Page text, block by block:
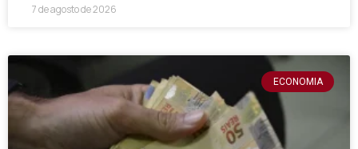
7 de agosto de 2026
ECONOMIA